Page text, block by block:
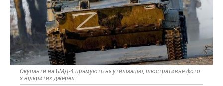
Окупанти на БМД-4 прямують на утилізацію, ілюстративне фото
з відкритих джерел